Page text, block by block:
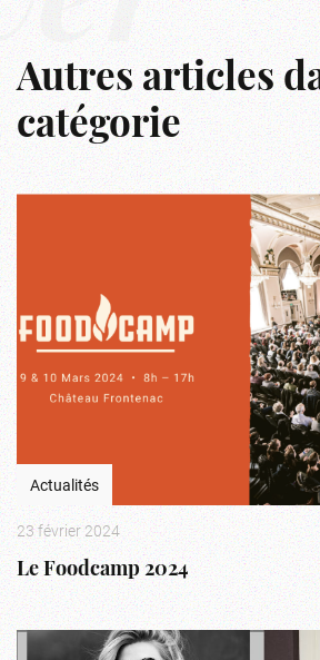
Autres articles
catégorie
Actualités
23 février 2024
Le Foodcamp 2024